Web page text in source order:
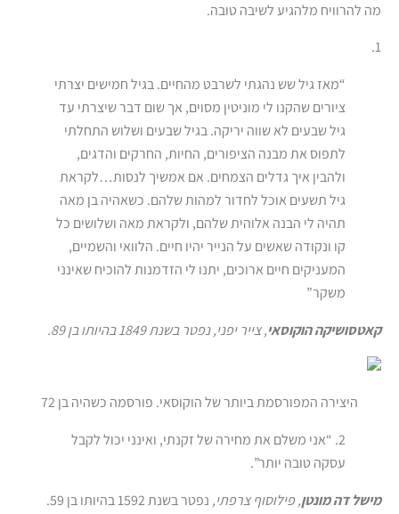
מה להרוויח מלהגיע לשיבה טובה.
1.
“מאז גיל שש נהגתי לשרבט מהחיים. בגיל חמישים יצרתי
ציורים שהקנו לי מוניטין מסוים, אך שום דבר שיצרתי עד
גיל שבעים לא שווה יריקה. בגיל שבעים ושלוש התחלתי
לתפוס את מבנה הציפורים, החיות, החרקים והדגים,
ולהבין איך גדלים הצמחים. אם אמשיך לנסות…לקראת
גיל תשעים אוכל לחדור למהות שלהם. כשאהיה בן מאה
תהיה לי הבנה אלוהית שלהם, ולקראת מאה ושלושים כל
קו ונקודה שאשים על הנייר יהיו חיים. הלוואי והשמיים,
המעניקים חיים ארוכים, יתנו לי הזדמנות להוכיח שאינני
משקר”
קאטסושיקה הוקוסאי, צייר יפני, נפטר בשנת 1849 בהיותו בן 89.
היצירה המפורסמת ביותר של הוקוסאי. פורסמה כשהיה בן 72
2. “אני משלם את מחירה של זִקנתי, ואינני יכול לקבל
עסקה טובה יותר”.
מישל דה מונטן, פילוסוף צרפתי,נפטר בשנת 1592 בהיותו בן 59.